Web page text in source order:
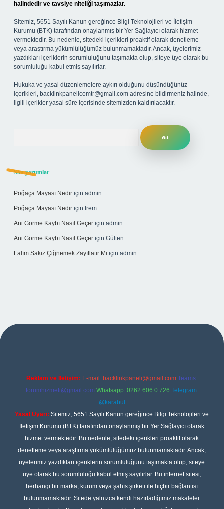
halindedir ve tavsiye niteliği taşımazlar.
Sitemiz, 5651 Sayılı Kanun gereğince Bilgi Teknolojileri ve İletişim
Kurumu (BTK) tarafından onaylanmış bir Yer Sağlayıcı olarak hizmet
vermektedir. Bu nedenle, sitedeki içerikleri proaktif olarak denetleme
veya araştırma yükümlülüğümüz bulunmamaktadır. Ancak, üyelerimiz
yazdıkları içeriklerin sorumluluğunu taşımakta olup, siteye üye olarak bu
sorumluluğu kabul etmiş sayılırlar.
Hukuka ve yasal düzenlemelere aykırı olduğunu düşündüğünüz
içerikleri, backlinkpanelicomtr@gmail.com adresine bildirmeniz halinde,
ilgili içerikler yasal süre içerisinde sitemizden kaldırılacaktır.
Son yorumlar
Poğaça Mayası Nedir için admin
Poğaça Mayası Nedir için İrem
Ani Görme Kaybı Nasıl Geçer için admin
Ani Görme Kaybı Nasıl Geçer için Gülten
Falım Sakız Çiğnemek Zayıflatır Mı için admin
Reklam ve İletişim: E-mail: backlinkpaneli@gmail.com Teams:
forumhizmeti@gmail.com Whatsapp: 0262 606 0 726 Telegram:
@karabul
Yasal Uyarı: Sitemiz, 5651 Sayılı Kanun gereğince Bilgi Teknolojileri ve
İletişim Kurumu (BTK) tarafından onaylanmış bir Yer Sağlayıcı olarak
hizmet vermektedir. Bu nedenle, sitedeki içerikleri proaktif olarak
denetleme veya araştırma yükümlülüğümüz bulunmamaktadır. Ancak,
üyelerimiz yazdıkları içeriklerin sorumluluğunu taşımakta olup, siteye
üye olarak bu sorumluluğu kabul etmiş sayılırlar. Bu internet sitesi,
herhangi bir marka, kurum veya şahıs şirketi ile hiçbir bağlantısı
bulunmamaktadır. Sitede yalnızca kendi hazırladığımız makaleler